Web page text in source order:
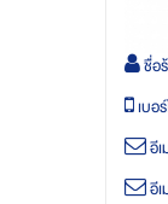
ชื่อ
เบอ
อี
อี